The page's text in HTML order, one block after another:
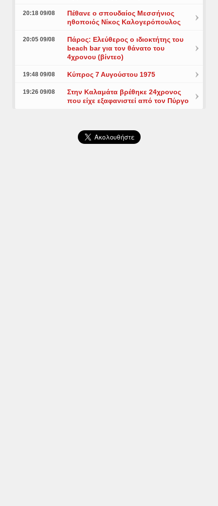
20:18 09/08
Πέθανε ο σπουδαίος Μεσσήνιος
ηθοποιός Νίκος Καλογερόπουλος
20:05 09/08
Πάρος: Ελεύθερος ο ιδιοκτήτης του
beach bar για τον θάνατο του
4χρονου (βίντεο)
19:48 09/08 Κύπρος 7 Αυγούστου 1975
19:26 09/08
Στην Καλαμάτα βρέθηκε 24χρονος
που είχε εξαφανιστεί από τον Πύργο